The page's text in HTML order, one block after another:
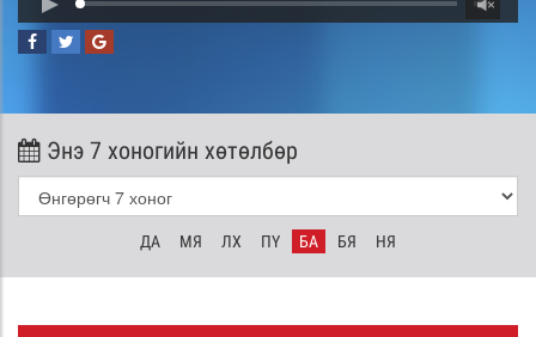
Энэ 7 хоногийн хөтөлбөр
ДА МЯ ЛХ ПҮ БА БЯ НЯ